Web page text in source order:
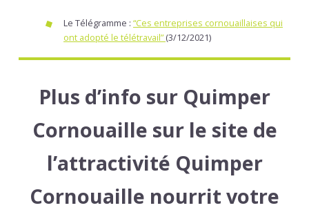
Le Télégramme : “Ces entreprises cornouaillaises qui
ont adopté le télétravail”(3/12/2021)
Plus d’info sur Quimper
Cornouaille sur le site de
l’attractivité Quimper
Cornouaille nourrit votre